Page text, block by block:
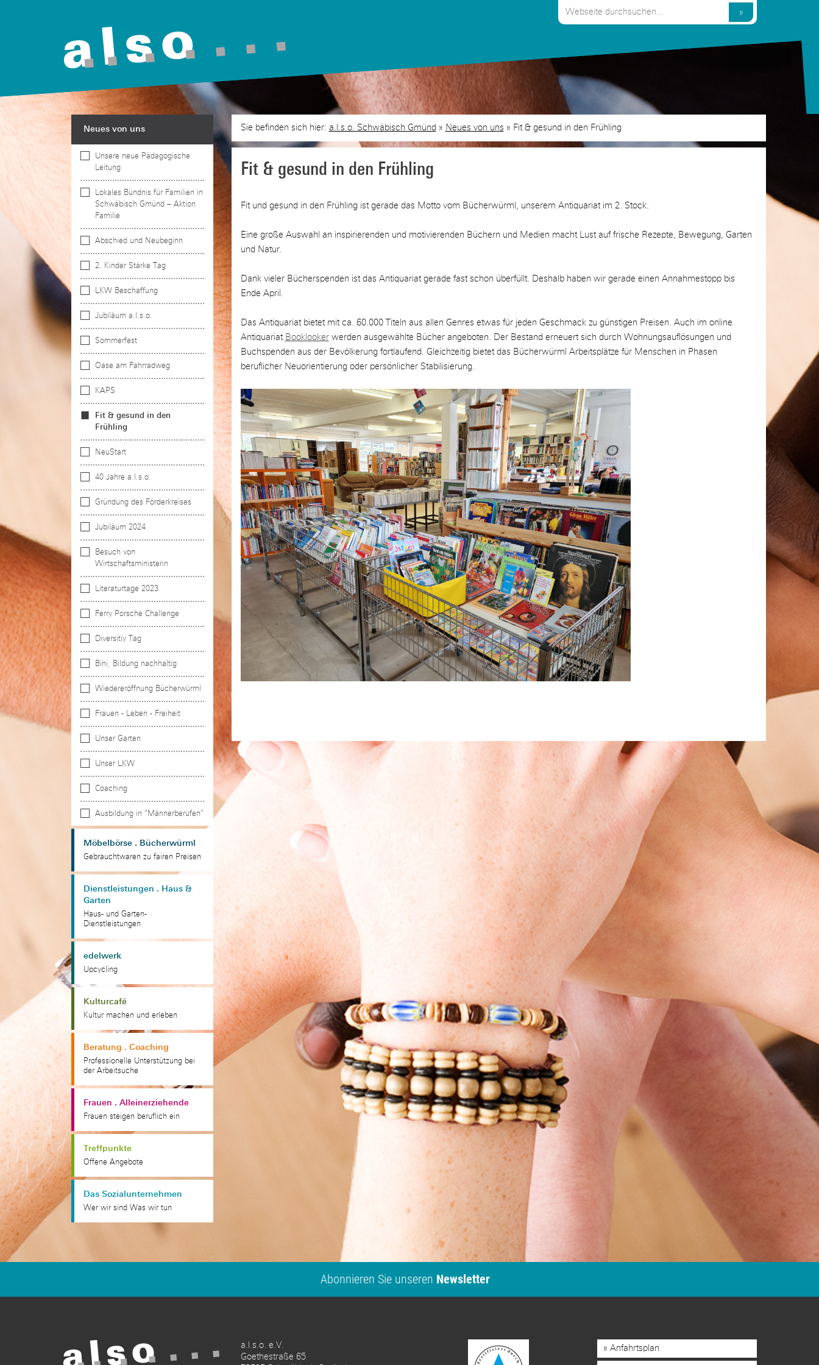
Neues von uns
Unsere neue Pädagogische
Leitung
Lokales Bündnis für Familien in
Schwäbisch Gmünd – Aktion
Familie
Abschied und Neubeginn
2. Kinder Stärke Tag
LKW Beschaffung
Jubiläum a.l.s.o.
Sommerfest
Oase am Fahrradweg
KAPS
Fit & gesund in den
Frühling
NeuStart
40 Jahre a.l.s.o.
Gründung des Förderkreises
Jubiläum 2024
Besuch von
Wirtschaftsministerin
Literaturtage 2023
Ferry Porsche Challenge
Diversitiy Tag
Bini, Bildung nachhaltig
Wiedereröffnung Bücherwürml
Frauen - Leben - Freiheit
Unser Garten
Unser LKW
Coaching
Ausbildung in "Männerberufen"
Möbelbörse . Bücherwürml
Gebrauchtwaren zu fairen Preisen
Dienstleistungen . Haus &
Garten
Haus- und Garten-
Dienstleistungen
edelwerk
Upcycling
Kulturcafé
Kultur machen und erleben
Beratung . Coaching
Professionelle Unterstützung bei
der Arbeitsuche
Frauen . Alleinerziehende
Frauen steigen beruflich ein
Treffpunkte
Offene Angebote
Das Sozialunternehmen
Wer wir sind Was wir tun
a.l.s.o. Schwäbisch Gmünd Neues von uns Fit & gesund in den Frühling
Fit & gesund in den Frühling
Fit und gesund in den Frühling ist gerade das Motto vom Bücherwürml, unserem Antiquariat im 2. Stock.
Eine große Auswahl an inspirierenden und motivierenden Büchern und Medien macht Lust auf frische Rezepte, Bewegung, Garten
und Natur.
Dank vieler Bücherspenden ist das Antiquariat gerade fast schon überfüllt. Deshalb haben wir gerade einen Annahmestopp bis
Ende April.
Das Antiquariat bietet mit ca. 60.000 Titeln aus allen Genres etwas für jeden Geschmack zu günstigen Preisen. Auch im online
Antiquariat Booklookerwerden ausgewählte Bücher angeboten. Der Bestand erneuert sich durch Wohnungsauflösungen und
Buchspenden aus der Bevölkerung fortlaufend. Gleichzeitig bietet das Bücherwürml Arbeitsplätze für Menschen in Phasen
beruflicher Neuorientierung oder persönlicher Stabilisierung.
×
Wählen Sie jetzt Ihren Newsletter!
Abonnieren Sie unseren Newsletter
a.l.s.o. e.V.
Goethestraße 65
Anfahrtsplan